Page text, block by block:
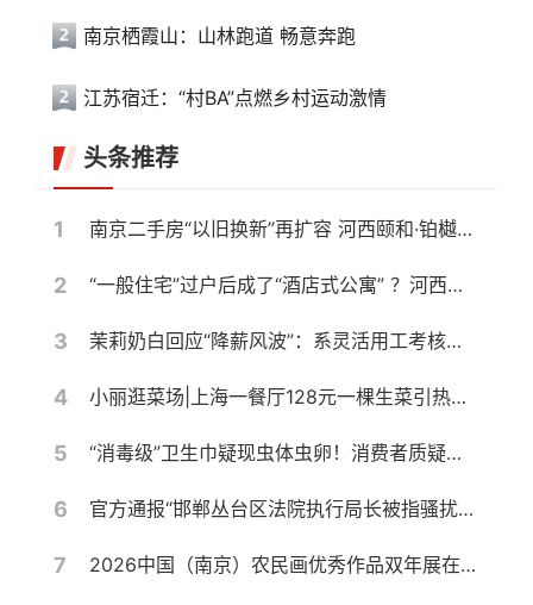
南京栖霞山：山林跑道 畅意奔跑
江苏宿迁：“村BA”点燃乡村运动激情
头条推荐
1 南京二手房“以旧换新”再扩容 河西颐和·铂樾府纳入置换范围，共计10盘可选
2 “一般住宅”过户后成了“酒店式公寓” ？河西一高档小区遭遇权证“变脸”，相关部门回应仍按住宅登记
3 茉莉奶白回应“降薪风波”：系灵活用工考核调整，与侵权案无关
4 小丽逛菜场|上海一餐厅128元一棵生菜引热议，记者带你10元以内复刻同款沙拉
5 “消毒级”卫生巾疑现虫体虫卵！消费者质疑产品安全，厂家称需核验样品
6 官方通报“邯郸丛台区法院执行局长被指骚扰女当事人并索贿”：不当言论通话录音确系郭红波本人，其已被停职，将进行严肃处理
7 2026中国（南京）农民画优秀作品双年展在宁开幕